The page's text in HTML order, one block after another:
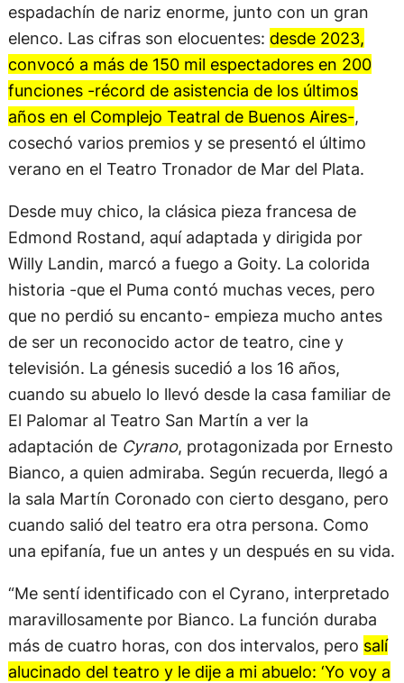
espadachín de nariz enorme, junto con un gran
elenco. Las cifras son elocuentes: desde 2023,
convocó a más de 150 mil espectadores en 200
funciones -récord de asistencia de los últimos
años en el Complejo Teatral de Buenos Aires-,
cosechó varios premios y se presentó el último
verano en el Teatro Tronador de Mar del Plata.
Desde muy chico, la clásica pieza francesa de
Edmond Rostand, aquí adaptada y dirigida por
Willy Landin, marcó a fuego a Goity. La colorida
historia -que el Puma contó muchas veces, pero
que no perdió su encanto- empieza mucho antes
de ser un reconocido actor de teatro, cine y
televisión. La génesis sucedió a los 16 años,
cuando su abuelo lo llevó desde la casa familiar de
El Palomar al Teatro San Martín a ver la
adaptación de Cyrano, protagonizada por Ernesto
Bianco, a quien admiraba. Según recuerda, llegó a
la sala Martín Coronado con cierto desgano, pero
cuando salió del teatro era otra persona. Como
una epifanía, fue un antes y un después en su vida.
“Me sentí identificado con el Cyrano, interpretado
maravillosamente por Bianco. La función duraba
más de cuatro horas, con dos intervalos, pero salí
alucinado del teatro y le dije a mi abuelo: ‘Yo voy a